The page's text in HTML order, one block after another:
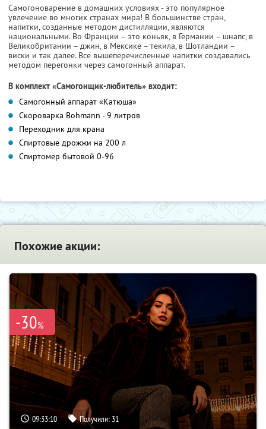
Самогоноварение в домашних условиях - это популярное
увлечение во многих странах мира! В большинстве стран,
напитки, созданные методом дистилляции, являются
национальными. Во Франции – это коньяк, в Германии – шнапс, в
Великобритании – джин, в Мексике – текила, в Шотландии –
виски и так далее. Все вышеперечисленные напитки создавались
методом перегонки через самогонный аппарат.
В комплект «Самогонщик-любитель» входит:
Самогонный аппарат «Катюша»
Скороварка Bohmann - 9 литров
Переходник для крана
Спиртовые дрожжи на 200 л
Спиртомер бытовой 0-96
Похожие акции:
-30%
09:33:09 Получили: 31